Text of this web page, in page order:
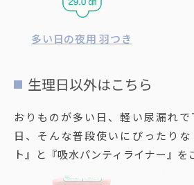
多い日の夜用 羽つき
生理日以外はこちら
おりものが多い日、軽い尿漏れ
日、そんな普段使いにぴったり
ト』と『吸水パンティライナー』を